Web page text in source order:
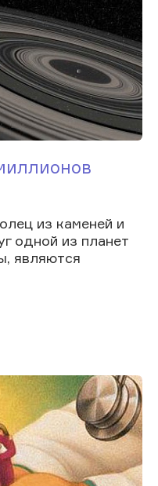
из каменей и
одной из планет
являются